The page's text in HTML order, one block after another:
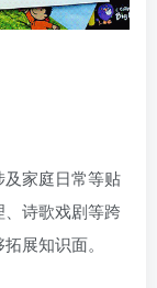
家庭日常等贴
诗歌戏剧等跨
展知识面。